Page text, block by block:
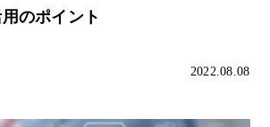
のポイント
2022.08.08